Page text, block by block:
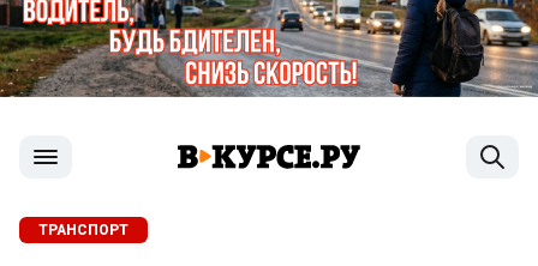
ТРАНСПОРТ